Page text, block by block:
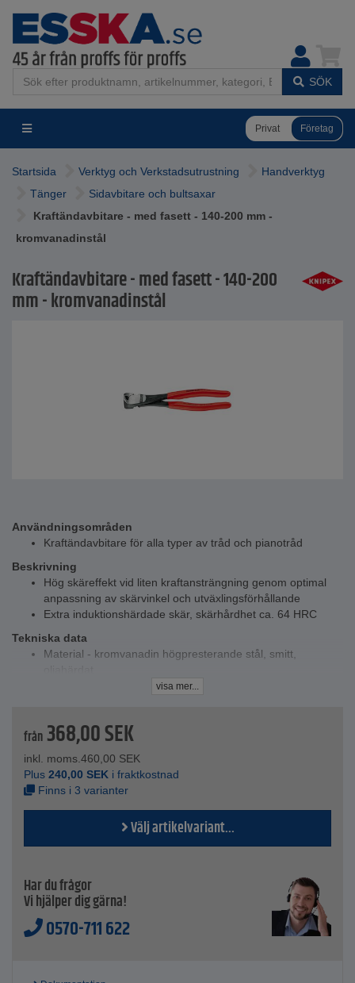
SÖK
Privat Företag
Startsida Verktyg och Verkstadsutrustning
Handverktyg
Tänger
Sidavbitare och bultsaxar
Kraftändavbitare - med fasett - 140-200 mm -
kromvanadinstål
Kraftändavbitare - med fasett - 140-200
mm - kromvanadinstål
Användningsområden
Kraftändavbitare för alla typer av tråd och pianotråd
Beskrivning
Hög skäreffekt vid liten kraftansträngning genom optimal
anpassning av skärvinkel och utväxlingsförhållande
Extra induktionshärdade skär, skärhårdhet ca. 64 HRC
Tekniska data
Material - kromvanadin högpresterande stål, smitt,
visa mer...
från 368,00SEK
inkl. moms.460,00 SEK
Plus 240,00 SEK i fraktkostnad
Finns i 3 varianter
Välj artikelvariant...
Har du frågor
Vi hjälper dig gärna!
0570-711 622